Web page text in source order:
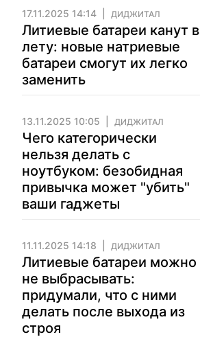
17.11.2025 14:14 ДИДЖИТАЛ
Литиевые батареи канут в
лету: новые натриевые
батареи смогут их легко
заменить
13.11.2025 10:05 ДИДЖИТАЛ
Чего категорически
нельзя делать с
ноутбуком: безобидная
привычка может "убить"
ваши гаджеты
11.11.2025 14:18 ДИДЖИТАЛ
Литиевые батареи можно
не выбрасывать:
придумали, что с ними
делать после выхода из
строя